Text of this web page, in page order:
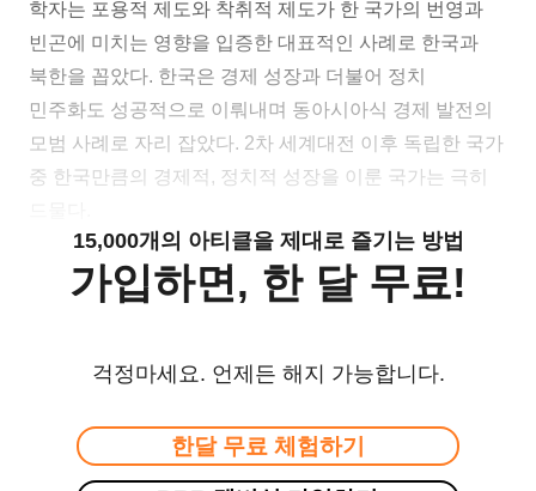
학자는 포용적 제도와 착취적 제도가 한 국가의 번영과
빈곤에 미치는 영향을 입증한 대표적인 사례로 한국과
북한을 꼽았다. 한국은 경제 성장과 더불어 정치
민주화도 성공적으로 이뤄내며 동아시아식 경제 발전의
모범 사례로 자리 잡았다. 2차 세계대전 이후 독립한 국가
중 한국만큼의 경제적, 정치적 성장을 이룬 국가는 극히
15,000개의 아티클을 제대로 즐기는 방법
가입하면, 한 달 무료!
걱정마세요. 언제든 해지 가능합니다.
한달 무료 체험하기